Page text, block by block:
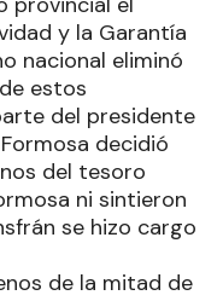
y la Garantía
nacional eliminó
estos
del presidente
decidió
del tesoro
ni sintieron
se hizo cargo
de la mitad de